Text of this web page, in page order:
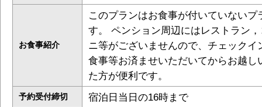
お食事紹介
このプランはお食事が付いていないプ
す。 ペンション周辺にはレストラン
ニ等がございませんので、チェックイ
食事等お済ませいただいてからお越し
た方が便利です。
予約受付締切 宿泊日当日の16時まで